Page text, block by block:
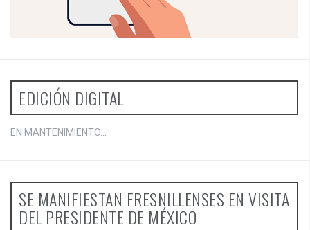
EDICIÓN DIGITAL
EN MANTENIMIENTO...
SE MANIFIESTAN FRESNILLENSES EN VISITA
DEL PRESIDENTE DE MÉXICO